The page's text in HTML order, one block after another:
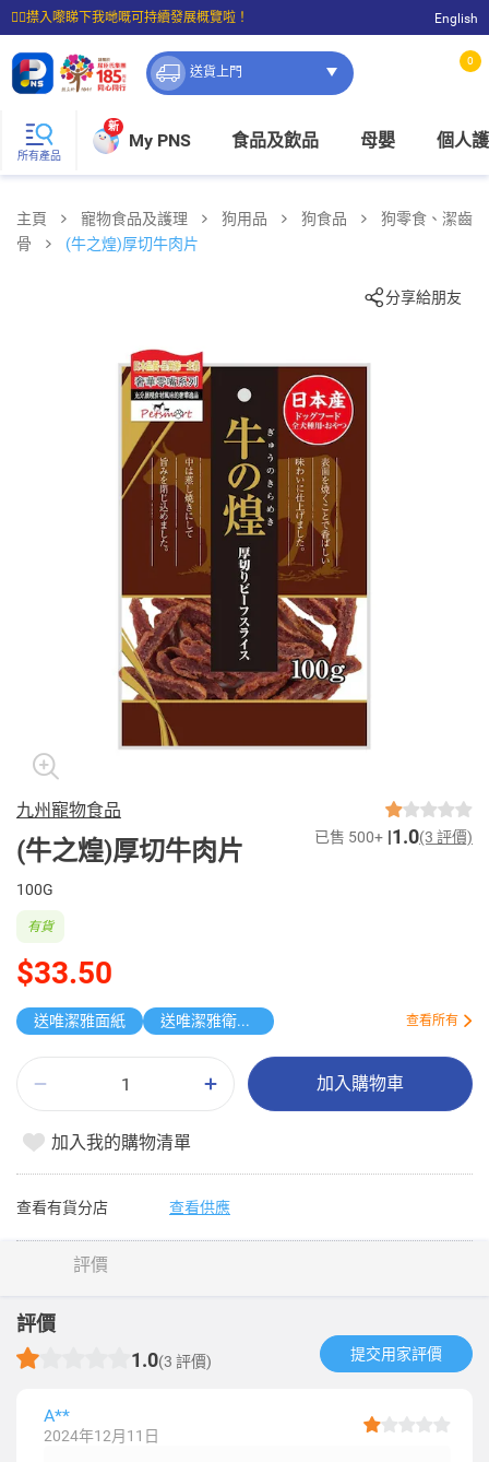
☝🏼㩒入嚟睇下我哋嘅可持續發展概覽啦！
⭐購物滿$399即享免費送貨；滿$100即可免費店取。
English
送貨上門
0
所有產品
新
My PNS 食品及飲品 母嬰 個人
主頁 寵物食品及護理 狗用品 狗食品
狗零食、潔齒
骨
(牛之煌)厚切牛肉片
分享給朋友
九州寵物食品
(牛之煌)厚切牛肉片 已售 500+ 1.0(3 評價)
100G
$33.50
有貨
送唯潔雅面紙 送唯潔雅衛生紙原箱 查看所有
加入購物車
加入我的購物清單
查看有貨分店 查看供應
評價
評價
1.0(3 評價) 提交用家評價​
A**
2024年12月11日